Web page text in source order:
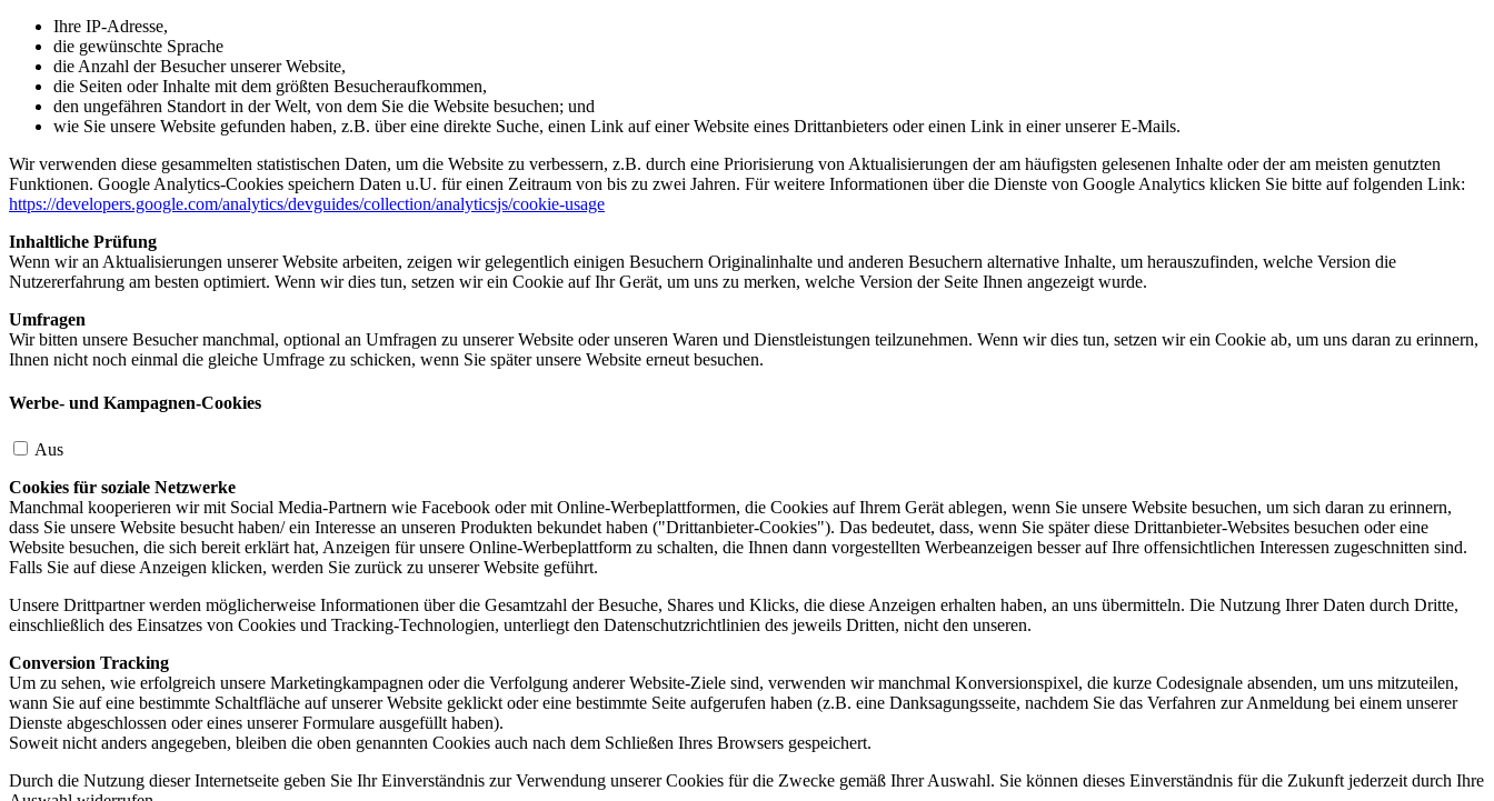
Ihre IP-Adresse,
die gewünschte Sprache
die Anzahl der Besucher unserer Website,
die Seiten oder Inhalte mit dem größten Besucheraufkommen,
den ungefähren Standort in der Welt, von dem Sie die Website besuchen; und
wie Sie unsere Website gefunden haben, z.B. über eine direkte Suche, einen Link auf einer Website eines Drittanbieters oder einen Link in einer unserer E-Mails.
Wir verwenden diese gesammelten statistischen Daten, um die Website zu verbessern, z.B. durch eine Priorisierung von Aktualisierungen der am häufigsten gelesenen Inhalte oder der am meisten genutzten
Funktionen. Google Analytics-Cookies speichern Daten u.U. für einen Zeitraum von bis zu zwei Jahren. Für weitere Informationen über die Dienste von Google Analytics klicken Sie bitte auf folgenden Link:
https://developers.google.com/analytics/devguides/collection/analyticsjs/cookie-usage
Inhaltliche Prüfung
Wenn wir an Aktualisierungen unserer Website arbeiten, zeigen wir gelegentlich einigen Besuchern Originalinhalte und anderen Besuchern alternative Inhalte, um herauszufinden, welche Version die
Nutzererfahrung am besten optimiert. Wenn wir dies tun, setzen wir ein Cookie auf Ihr Gerät, um uns zu merken, welche Version der Seite Ihnen angezeigt wurde.
Umfragen
Wir bitten unsere Besucher manchmal, optional an Umfragen zu unserer Website oder unseren Waren und Dienstleistungen teilzunehmen. Wenn wir dies tun, setzen wir ein Cookie ab, um uns daran zu erinnern,
Ihnen nicht noch einmal die gleiche Umfrage zu schicken, wenn Sie später unsere Website erneut besuchen.
Werbe- und Kampagnen-Cookies
Aus
Cookies für soziale Netzwerke
Manchmal kooperieren wir mit Social Media-Partnern wie Facebook oder mit Online-Werbeplattformen, die Cookies auf Ihrem Gerät ablegen, wenn Sie unsere Website besuchen, um sich daran zu erinnern,
dass Sie unsere Website besucht haben/ ein Interesse an unseren Produkten bekundet haben ("Drittanbieter-Cookies"). Das bedeutet, dass, wenn Sie später diese Drittanbieter-Websites besuchen oder eine
Website besuchen, die sich bereit erklärt hat, Anzeigen für unsere Online-Werbeplattform zu schalten, die Ihnen dann vorgestellten Werbeanzeigen besser auf Ihre offensichtlichen Interessen zugeschnitten sind.
Falls Sie auf diese Anzeigen klicken, werden Sie zurück zu unserer Website geführt.
Unsere Drittpartner werden möglicherweise Informationen über die Gesamtzahl der Besuche, Shares und Klicks, die diese Anzeigen erhalten haben, an uns übermitteln. Die Nutzung Ihrer Daten durch Dritte,
einschließlich des Einsatzes von Cookies und Tracking-Technologien, unterliegt den Datenschutzrichtlinien des jeweils Dritten, nicht den unseren.
Conversion Tracking
Um zu sehen, wie erfolgreich unsere Marketingkampagnen oder die Verfolgung anderer Website-Ziele sind, verwenden wir manchmal Konversionspixel, die kurze Codesignale absenden, um uns mitzuteilen,
wann Sie auf eine bestimmte Schaltfläche auf unserer Website geklickt oder eine bestimmte Seite aufgerufen haben (z.B. eine Danksagungsseite, nachdem Sie das Verfahren zur Anmeldung bei einem unserer
Dienste abgeschlossen oder eines unserer Formulare ausgefüllt haben).
Soweit nicht anders angegeben, bleiben die oben genannten Cookies auch nach dem Schließen Ihres Browsers gespeichert.
Durch die Nutzung dieser Internetseite geben Sie Ihr Einverständnis zur Verwendung unserer Cookies für die Zwecke gemäß Ihrer Auswahl. Sie können dieses Einverständnis für die Zukunft jederzeit durch Ihre